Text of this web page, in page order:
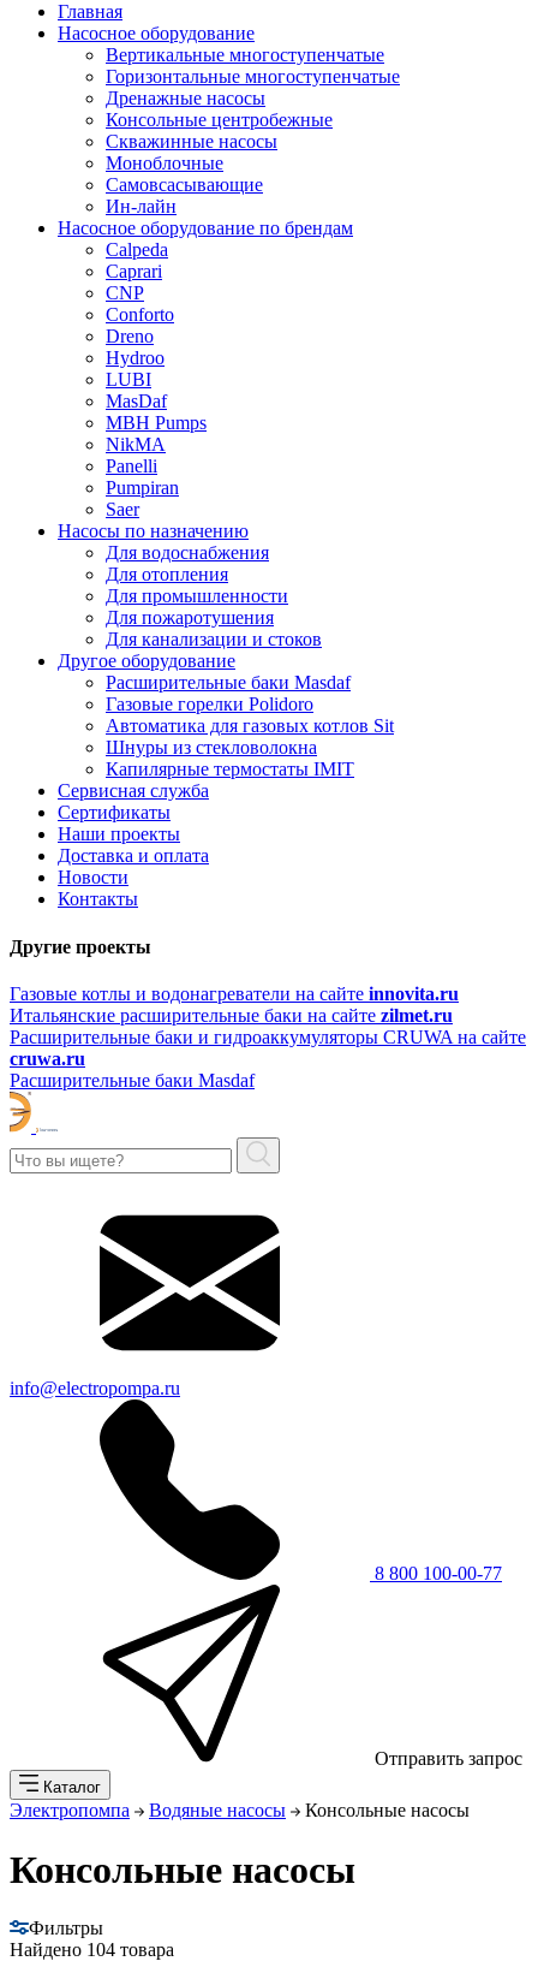
Главная
Насосное оборудование
Вертикальные многоступенчатые
Горизонтальные многоступенчатые
Дренажные насосы
Консольные центробежные
Скважинные насосы
Моноблочные
Самовсасывающие
Ин-лайн
Насосное оборудование по брендам
Calpeda
Caprari
CNP
Conforto
Dreno
Hydroo
LUBI
MasDaf
MBH Pumps
NikMA
Panelli
Pumpiran
Saer
Насосы по назначению
Для водоснабжения
Для отопления
Для промышленности
Для пожаротушения
Для канализации и стоков
Другое оборудование
Расширительные баки Masdaf
Газовые горелки Polidoro
Автоматика для газовых котлов Sit
Шнуры из стекловолокна
Капилярные термостаты IMIT
Сервисная служба
Сертификаты
Наши проекты
Доставка и оплата
Новости
Контакты
Другие проекты
Газовые котлы и водонагреватели на сайте innovita.ru
Итальянские расширительные баки на сайте zilmet.ru
Расширительные баки и гидроаккумуляторы CRUWA на сайте
cruwa.ru
Расширительные баки Masdaf
info@electropompa.ru
8 800 100-00-77
Отправить запрос
Каталог
Электропомпа Водяные насосы Консольные насосы
Консольные насосы
Фильтры
Найдено 104 товара